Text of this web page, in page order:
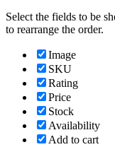
Select the fields to be
to rearrange the order.
Image
SKU
Rating
Price
Stock
Availability
Add to cart